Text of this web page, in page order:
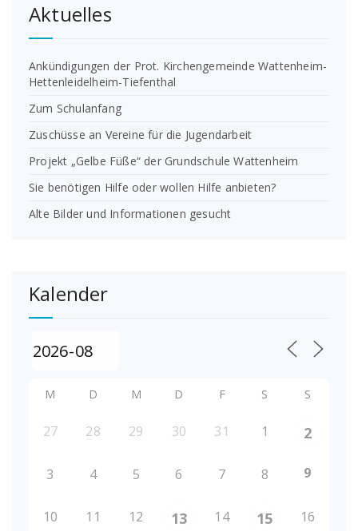
Aktuelles
Ankündigungen der Prot. Kirchengemeinde Wattenheim-
Hettenleidelheim-Tiefenthal
Zum Schulanfang
Zuschüsse an Vereine für die Jugendarbeit
Projekt „Gelbe Füße“ der Grundschule Wattenheim
Sie benötigen Hilfe oder wollen Hilfe anbieten?
Alte Bilder und Informationen gesucht
Kalender
M D M D F S S
27 28 29 30 31 1 2
3 4 5 6 7 8 9
10 11 12 13 14 15 16